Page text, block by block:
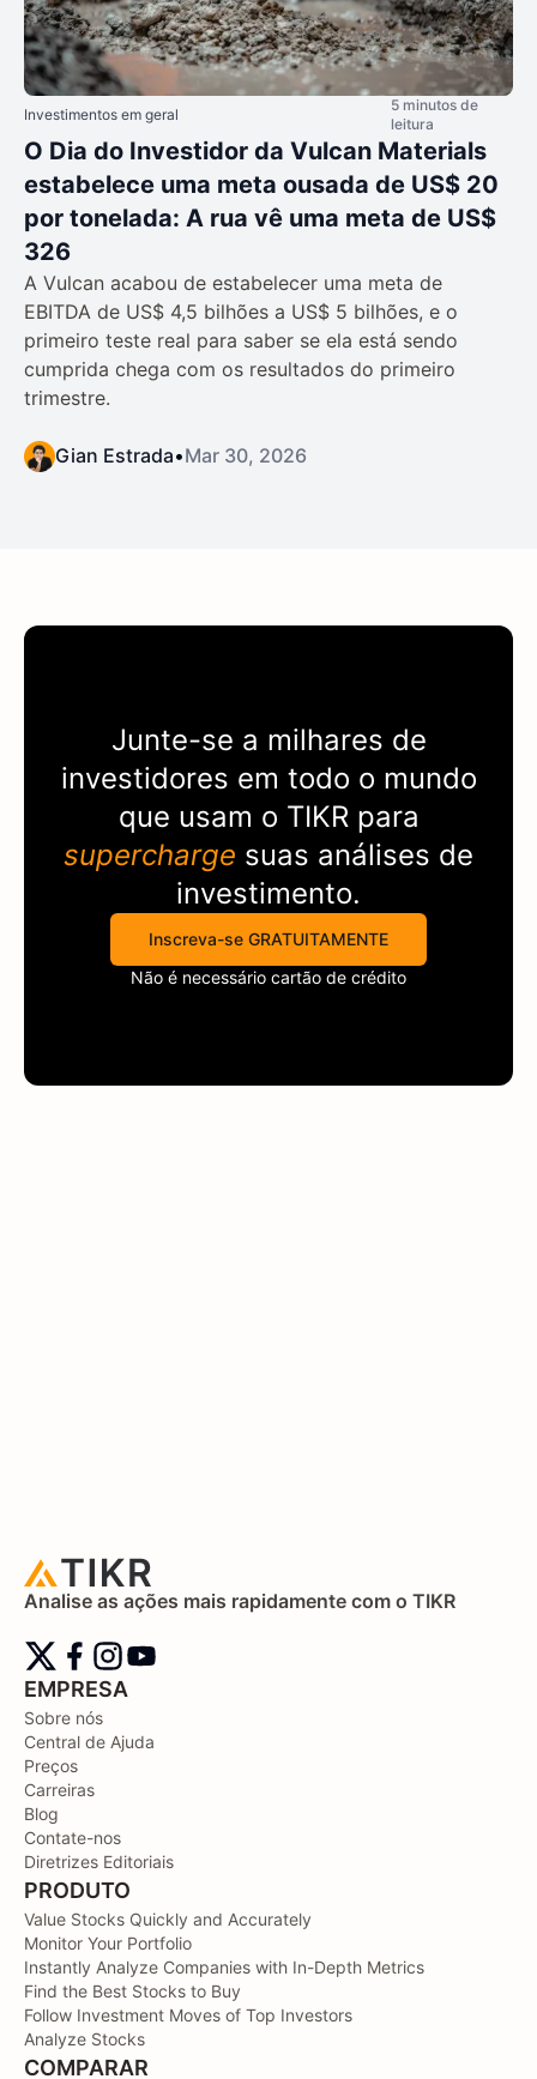
Investimentos em geral
5 minutos de
leitura
O Dia do Investidor da Vulcan Materials
estabelece uma meta ousada de US$ 20
por tonelada: A rua vê uma meta de US$
326
A Vulcan acabou de estabelecer uma meta de
EBITDA de US$ 4,5 bilhões a US$ 5 bilhões, e o
primeiro teste real para saber se ela está sendo
cumprida chega com os resultados do primeiro
trimestre.
Gian Estrada•Mar 30, 2026
Junte-se a milhares de
investidores em todo o mundo
que usam o TIKRpara
supercharge suas análises de
investimento.
Inscreva-se GRATUITAMENTE
Não é necessário cartão de crédito
Analise as ações mais rapidamente com o TIKR
EMPRESA
Sobre nós
Central de Ajuda
Preços
Carreiras
Blog
Contate-nos
Diretrizes Editoriais
PRODUTO
Value Stocks Quickly and Accurately
Monitor Your Portfolio
Instantly Analyze Companies with In-Depth Metrics
Find the Best Stocks to Buy
Follow Investment Moves of Top Investors
Analyze Stocks
COMPARAR